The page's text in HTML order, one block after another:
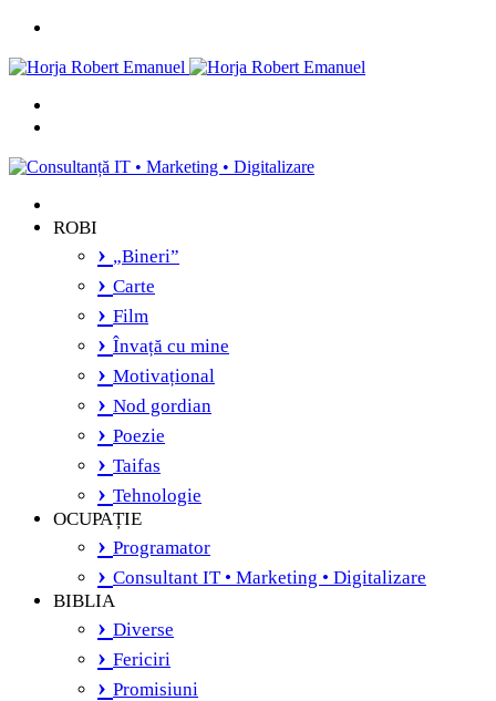
găsi...
ROBI
„Bineri”
Carte
Film
Învață cu mine
Motivațional
Nod gordian
Poezie
Taifas
Tehnologie
OCUPAȚIE
Programator
Consultant IT • Marketing • Digitalizare
BIBLIA
Diverse
Fericiri
Promisiuni